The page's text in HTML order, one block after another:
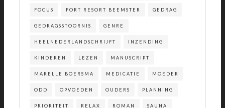
FOCUS FORT RESORT BEEMSTER GEDRAG
GEDRAGSSTOORNIS GENRE
HEELNEDERLANDSCHRIJFT INZENDING
KINDEREN LEZEN MANUSCRIPT
MARELLE BOERSMA MEDICATIE MOEDER
ODD OPVOEDEN OUDERS PLANNING
PRIORITEIT RELAX ROMAN SAUNA